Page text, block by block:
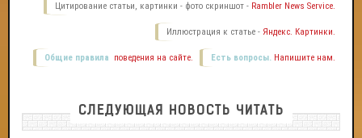
Цитирование статьи, картинки - фото скриншот - Rambler News Service.
Иллюстрация к статье - Яндекс. Картинки.
Есть вопросы. Напишите нам.
Общие правила поведения на сайте.
СЛЕДУЮЩАЯ НОВОСТЬ ЧИТАТЬ